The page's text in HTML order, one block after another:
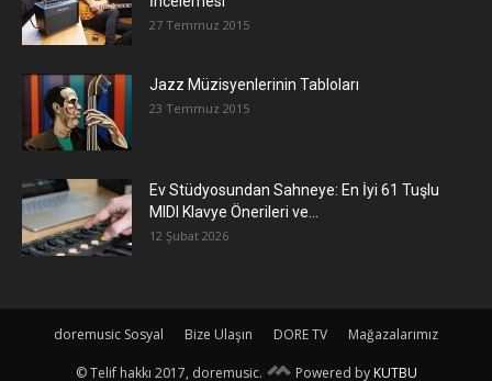
27 Temmuz 2015
Jazz Müzisyenlerinin Tabloları
23 Temmuz 2015
Ev Stüdyosundan Sahneye: En İyi 61 Tuşlu
MIDI Klavye Önerileri ve...
12 Şubat 2026
doremusic Sosyal Bize Ulaşın DORE TV Mağazalarımız
© Telif hakkı 2017, doremusic. Powered by KUTBU